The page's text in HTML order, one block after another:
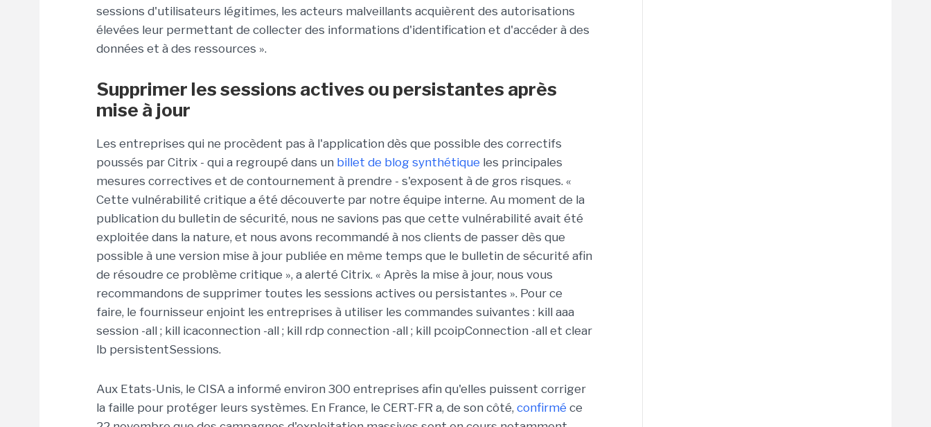
sessions d'utilisateurs légitimes, les acteurs malveillants acquièrent des autorisations
élevées leur permettant de collecter des informations d'identification et d'accéder à des
données et à des ressources ».
Supprimer les sessions actives ou persistantes après
mise à jour
Les entreprises qui ne procèdent pas à l'application dès que possible des correctifs
poussés par Citrix - qui a regroupé dans un billet de blog synthétique les principales
mesures correctives et de contournement à prendre - s'exposent à de gros risques. «
Cette vulnérabilité critique a été découverte par notre équipe interne. Au moment de la
publication du bulletin de sécurité, nous ne savions pas que cette vulnérabilité avait été
exploitée dans la nature, et nous avons recommandé à nos clients de passer dès que
possible à une version mise à jour publiée en même temps que le bulletin de sécurité afin
de résoudre ce problème critique », a alerté Citrix. « Après la mise à jour, nous vous
recommandons de supprimer toutes les sessions actives ou persistantes ». Pour ce
faire, le fournisseur enjoint les entreprises à utiliser les commandes suivantes : kill aaa
session -all ; kill icaconnection -all ; kill rdp connection -all ; kill pcoipConnection -all et clear
lb persistentSessions.
Aux Etats-Unis, le CISA a informé environ 300 entreprises afin qu'elles puissent corriger
la faille pour protéger leurs systèmes. En France, le CERT-FR a, de son côté, confirmé ce